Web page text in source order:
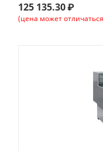
125 135.30₽
(цена может